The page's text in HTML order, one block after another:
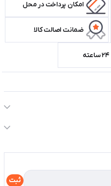
امکان پرداخت در محل
ضمانت اصالت کالا
ثبت